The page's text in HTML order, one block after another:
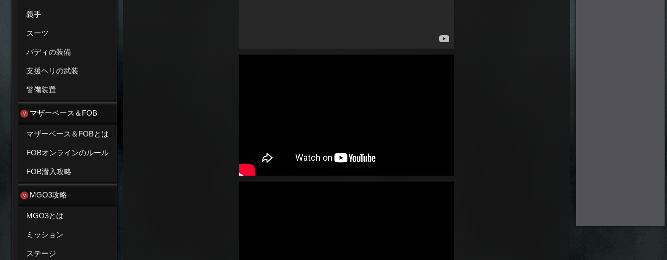
義手
スーツ
バディの装備
支援ヘリの武装
警備装置
マザーベース＆FOB
マザーベース＆FOBとは
FOBオンラインのルール
FOB潜入攻略
MGO3攻略
MGO3とは
ミッション
ステージ